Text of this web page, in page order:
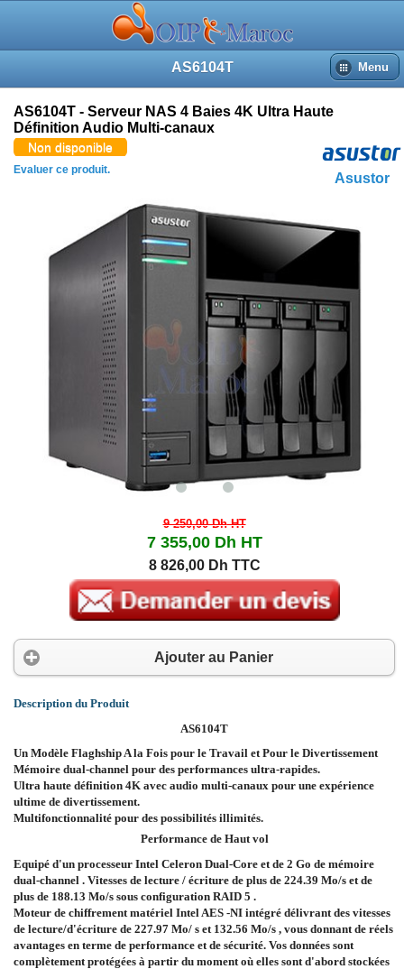
AS6104T Menu
Asustor
AS6104T - Serveur NAS 4 Baies 4K Ultra Haute
Définition Audio Multi-canaux
Non disponible
Evaluer ce produit.
9 250,00 DhHT
7 355,00 Dh HT
8 826,00 Dh TTC
Ajouter au Panier
Description du Produit
AS6104T
Un Modèle Flaghship A la Fois pour le Travail et Pour le Divertissement
Mémoire dual-channel pour des performances ultra-rapides.
Ultra haute définition 4K avec audio multi-canaux pour une expérience
ultime de divertissement.
Multifonctionnalité pour des possibilités illimités.
Performance de Haut vol
Equipé d'un processeur Intel Celeron Dual-Core et de 2 Go de mémoire
dual-channel . Vitesses de lecture / écriture de plus de 224.39 Mo/s et de
plus de 188.13 Mo/s sous configuration RAID 5 .
Moteur de chiffrement matériel Intel AES -NI intégré délivrant des vitesses
de lecture/d'écriture de 227.97 Mo/ s et 132.56 Mo/s , vous donnant de réels
avantages en terme de performance et de sécurité. Vos données sont
complètement protégées à partir du moment où elles sont d'abord stockées